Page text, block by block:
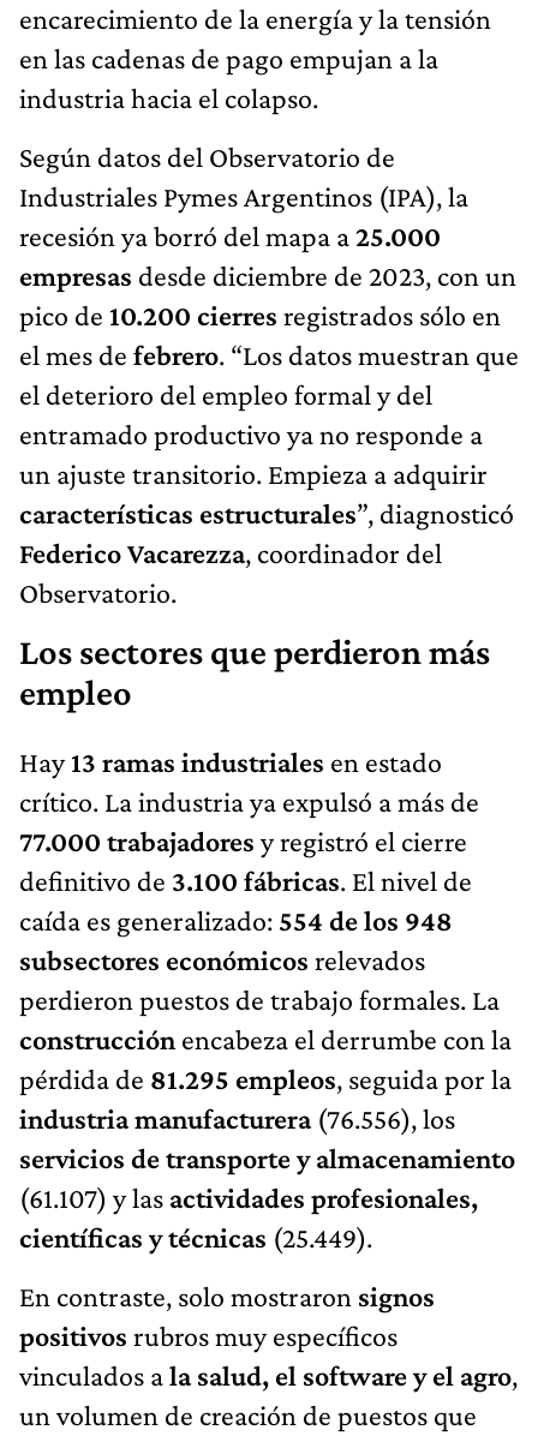
encarecimiento de la energía y la tensión
en las cadenas de pago empujan a la
industria hacia el colapso.
Según datos del Observatorio de
Industriales Pymes Argentinos (IPA), la
recesión ya borró del mapa a25.000
empresas desde diciembre de 2023, con un
pico de 10.200 cierres registrados sólo en
el mes de febrero. “Los datos muestran que
el deterioro del empleo formal y del
entramado productivo ya no responde a
un ajuste transitorio. Empieza a adquirir
características estructurales”, diagnosticó
Federico Vacarezza, coordinador del
Observatorio.
Los sectores que perdieron más
empleo
Hay13 ramas industriales en estado
crítico. La industria ya expulsó a más de
77.000 trabajadores y registró el cierre
definitivo de 3.100 fábricas. El nivel de
caída es generalizado: 554 de los 948
subsectores económicos relevados
perdieron puestos de trabajo formales. La
construcción encabeza el derrumbe con la
pérdida de 81.295 empleos, seguida por la
industria manufacturera(76.556), los
servicios de transporte y almacenamiento
(61.107) y las actividades profesionales,
científicas y técnicas (25.449).
En contraste, solo mostraron signos
positivos rubros muy específicos
vinculados ala salud, el software y el agro,
un volumen de creación de puestos que